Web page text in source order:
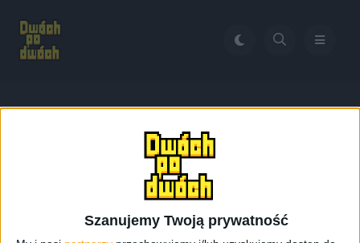
Szanujemy Twoją prywatność